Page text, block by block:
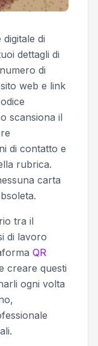
di
dettagli di
di
web e link
scansiona il
di contatto e
rubrica.
carta
tra il
di lavoro
QR
creare questi
ogni volta